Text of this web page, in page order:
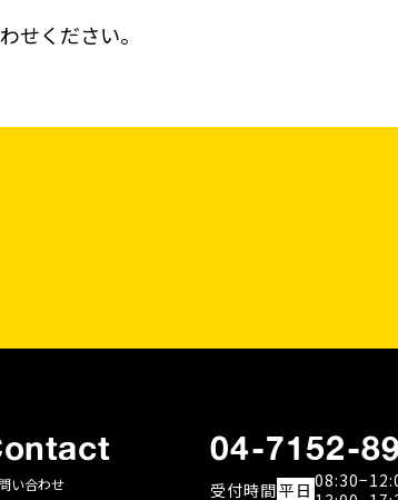
せください。
い合わせ
04-7152-
受付時間平日